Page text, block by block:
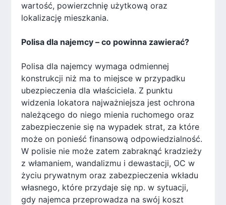
wartość, powierzchnię użytkową oraz
lokalizację mieszkania.
Polisa dla najemcy – co powinna zawierać?
Polisa dla najemcy wymaga odmiennej
konstrukcji niż ma to miejsce w przypadku
ubezpieczenia dla właściciela. Z punktu
widzenia lokatora najważniejsza jest ochrona
należącego do niego mienia ruchomego oraz
zabezpieczenie się na wypadek strat, za które
może on ponieść finansową odpowiedzialność.
W polisie nie może zatem zabraknąć kradzieży
z włamaniem, wandalizmu i dewastacji, OC w
życiu prywatnym oraz zabezpieczenia wkładu
własnego, które przydaje się np. w sytuacji,
gdy najemca przeprowadza na swój koszt